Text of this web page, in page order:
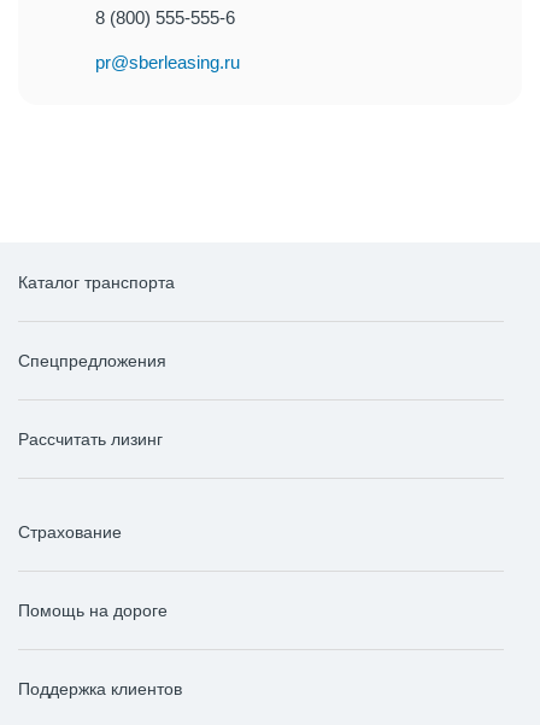
8 (800) 555-555-6
pr@sberleasing.ru
Каталог транспорта
Спецпредложения
Рассчитать лизинг
Страхование
Помощь на дороге
Поддержка клиентов